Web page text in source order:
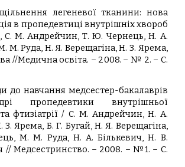
легеневої тканини: нова
в пропедевтиці внутрішніх хвороб
С. М. Андрейчин, Т. Ю. Чернець, Н. А.
М. Руда, Н. Я. Верещагіна, Н. З. Ярема,
//Медична освіта. – 2008. – № 2. – С.
до навчання медсестер-бакалаврів
пропедевтики внутрішньої
фтизіатрії / С. М. Андрейчин, Н. А.
З. Ярема, Б. Г. Бугай, Н. Я. Верещагіна,
М. М. Руда, Н. А. Бількевич, Н. В.
// Медсестринство. – 2008. – №1. – С.